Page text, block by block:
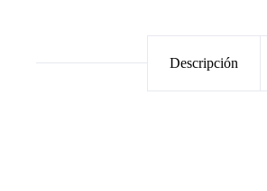
Descripción